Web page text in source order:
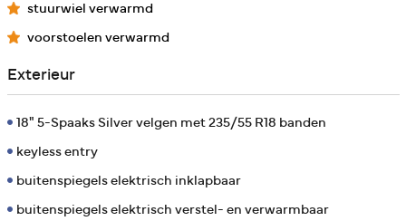
stuurwiel verwarmd
voorstoelen verwarmd
Exterieur
18" 5-Spaaks Silver velgen met 235/55 R18 banden
keyless entry
buitenspiegels elektrisch inklapbaar
buitenspiegels elektrisch verstel- en verwarmbaar